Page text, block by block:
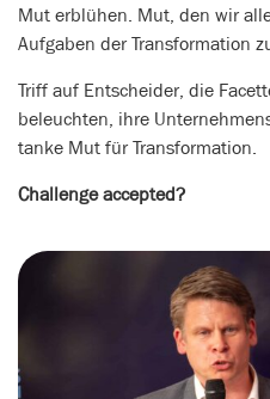
Mut erblühen. Mut, den wir
Aufgaben der Transformation
Triff auf Entscheider, die
beleuchten, ihre
tanke Mut für Transformation.
Challenge accepted?